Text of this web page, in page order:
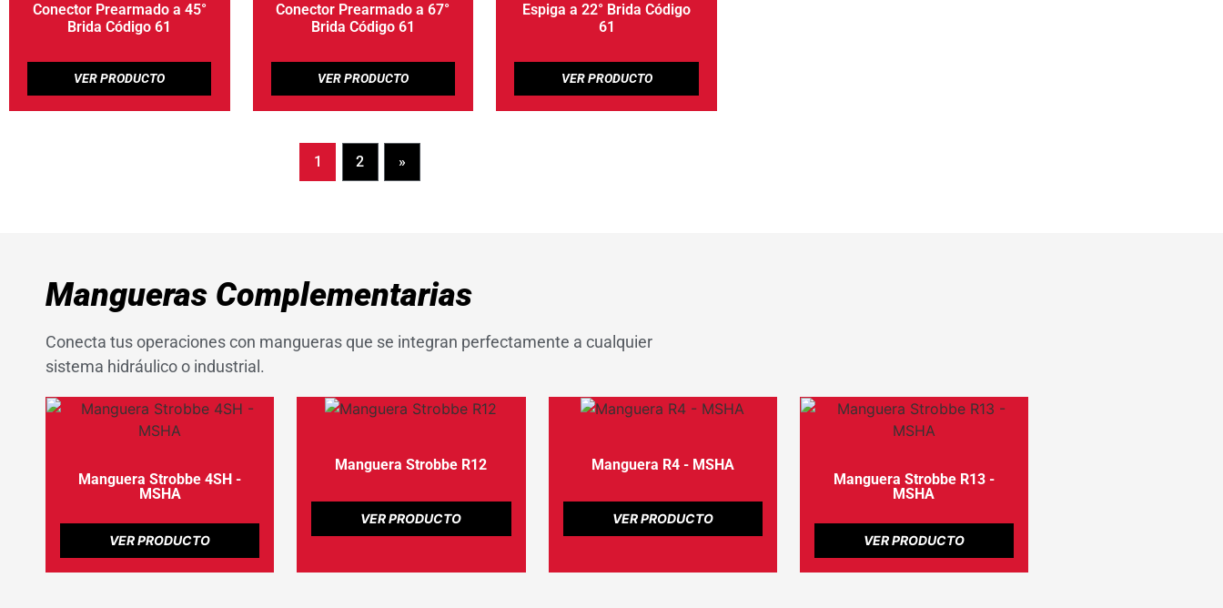
Conector Prearmado a 45°
Brida Código 61
Conector Prearmado a 67°
Brida Código 61
Espiga a 22° Brida Código
61
1 2 »
Mangueras Complementarias
Conecta tus operaciones con mangueras que se integran perfectamente a cualquier
sistema hidráulico o industrial.
Manguera Strobbe 4SH -
MSHA
VER PRODUCTO
Manguera Strobbe R12
VER PRODUCTO
Manguera R4 - MSHA
VER PRODUCTO
Manguera Strobbe R13 -
MSHA
VER PRODUCTO